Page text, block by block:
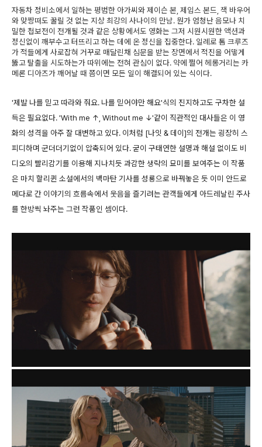
자동차 정비소에서 일하는 평범한 아가씨와 제이슨 본, 제임스 본드, 잭 바우어
와 맞짱떠도 꿀릴 것 없는 지상 최강의 사나이의 만남. 뭔가 엄청난 음모나 치
밀한 첩보전이 전개될 것과 같은 상황에서도 영화는 그저 시원시원한 액션과
정신없이 깨부수고 터뜨리고 하는 데에 온 정신을 집중한다. 일례로 톰 크루즈
가 적들에게 사로잡혀 거꾸로 매달린채 심문을 받는 장면에서 적진을 어떻게
뚫고 탈출을 시도하는가 따위에는 전혀 관심이 없다. 약에 쩔어 헤롱거리는 카
메론 디아즈가 깨어날 때 쯤이면 모든 일이 해결되어 있는 식이다.
'제발 나를 믿고 따라와 줘요. 나를 믿어야만 해요'식의 진지하고도 구차한 설
득은 필요없다. 'With me ↑, Without me ↓'같이 직관적인 대사들은 이 영
화의 성격을 아주 잘 대변하고 있다. 이처럼 [나잇 & 데이]의 전개는 굉장히 스
피디하며 군더더기없이 압축되어 있다. 굳이 구태연한 설명과 해설 없이도 비
디오의 빨리감기를 이용해 지나치듯 과감한 생략의 묘미를 보여주는 이 작품
은 마치 할리퀸 소설에서의 백마탄 기사를 성룡으로 바꿔놓은 듯 이미 안드로
메다로 간 이야기의 흐름속에서 웃음을 즐기려는 관객들에게 아드레날린 주사
를 한방씩 놔주는 그런 작품인 셈이다.